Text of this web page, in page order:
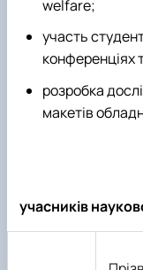
welfare;
участь
конференціях
розробка
макетів
учасників